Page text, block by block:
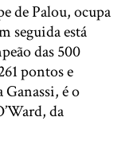
de Palou, ocupa
seguida está
das 500
pontos e
é o
da